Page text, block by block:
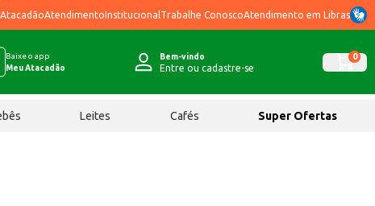
AtendimentoInstitucional Trabalhe ConoscoAtendimento em Libras
Baixe o app
Meu Atacadão
Bem-vindo
Entre ou cadastre-se
0
Leites Cafés Super Ofertas